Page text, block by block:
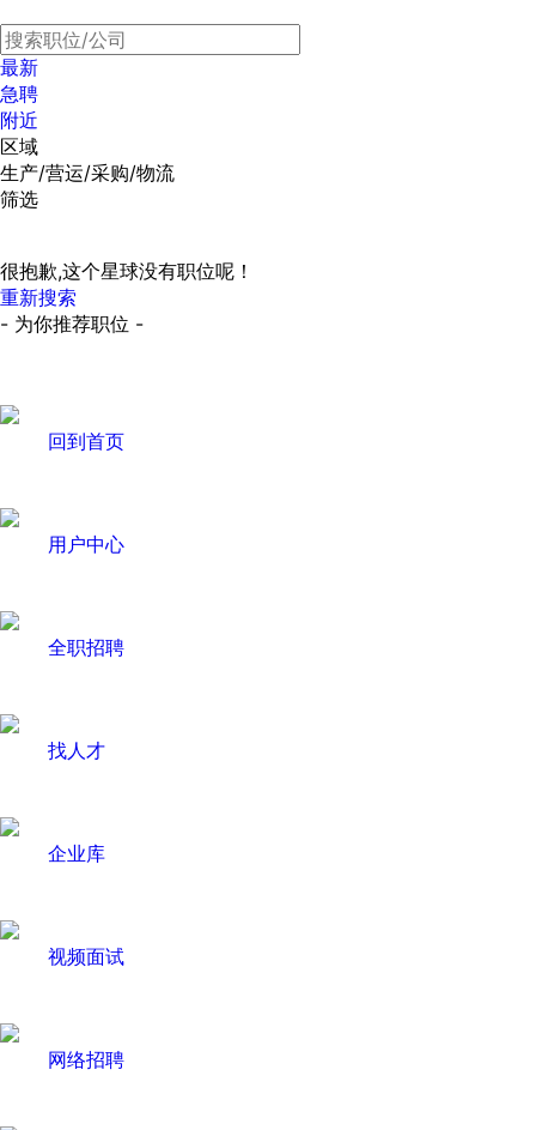
最新
急聘
附近
区域
生产/营运/采购/物流
筛选
很抱歉,这个星球没有职位呢！
重新搜索
- 为你推荐职位 -
回到首页
用户中心
全职招聘
找人才
企业库
视频面试
网络招聘